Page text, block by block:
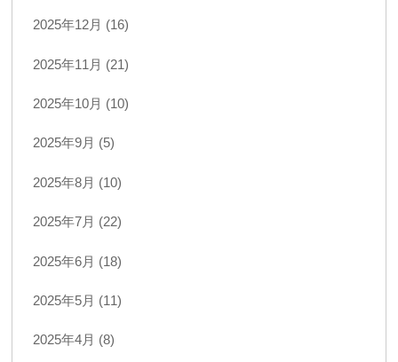
2025年12月 (16)
2025年11月 (21)
2025年10月 (10)
2025年9月 (5)
2025年8月 (10)
2025年7月 (22)
2025年6月 (18)
2025年5月 (11)
2025年4月 (8)